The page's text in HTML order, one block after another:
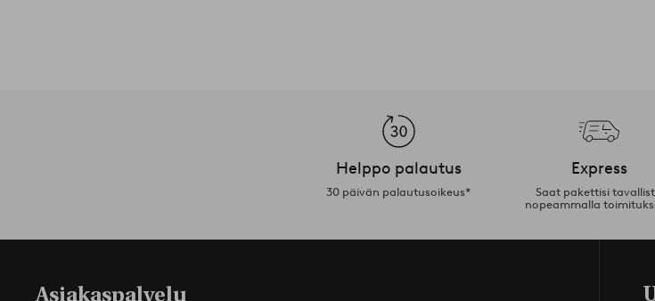
Helppo palautus
30 päivän palautusoikeus*
Express
Saat pakettisi
nopeammalla
Asiakaspalvelu